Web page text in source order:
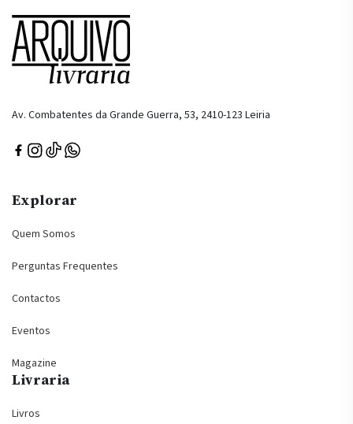
Av. Combatentes da Grande Guerra, 53, 2410-123 Leiria
Explorar
Quem Somos
Perguntas Frequentes
Contactos
Eventos
Magazine
Livraria
Livros